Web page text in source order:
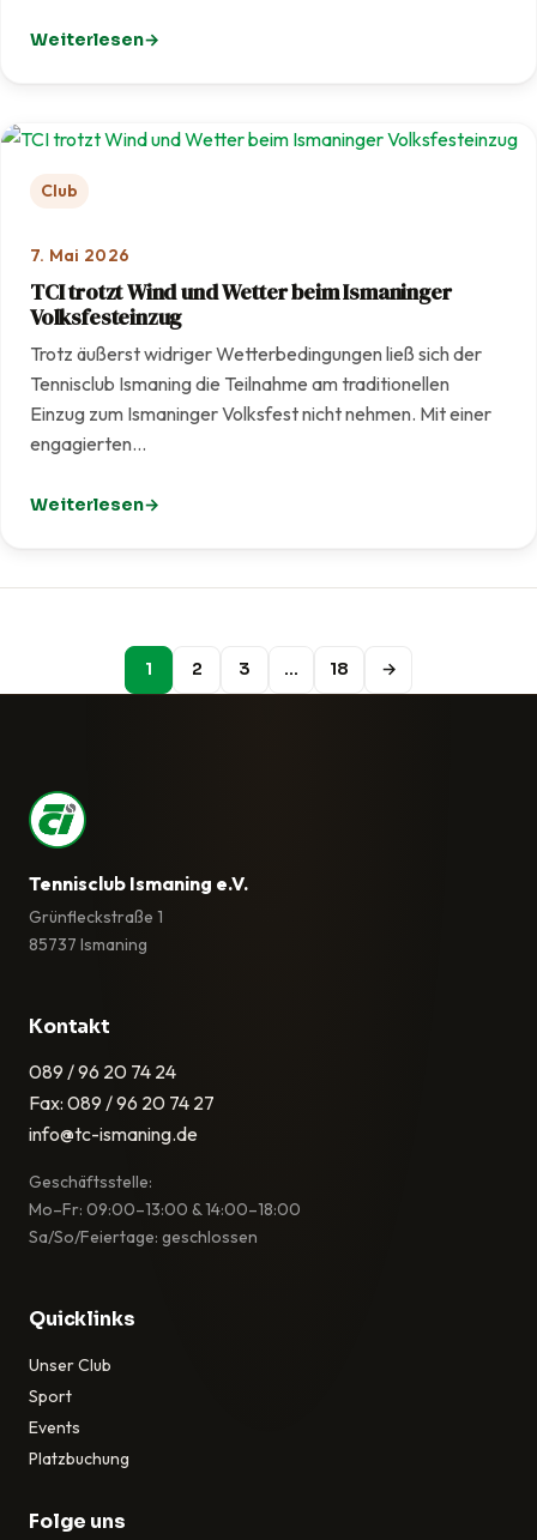
Weiterlesen
: Weißwurst meets Tennis – Gelungener Start eines
Club
7. Mai 2026
TCI trotzt Wind und Wetter beim Ismaninger
Volksfesteinzug
Trotz äußerst widriger Wetterbedingungen ließ sich der
Tennisclub Ismaning die Teilnahme am traditionellen
Einzug zum Ismaninger Volksfest nicht nehmen. Mit einer
engagierten…
Weiterlesen
: TCI trotzt Wind und Wetter beim Ismaninger
1 2 3 … 18 →
Tennisclub Ismaning e.V.
Grünfleckstraße 1
85737 Ismaning
Kontakt
089 / 96 20 74 24
Fax: 089 / 96 20 74 27
info@tc-ismaning.de
Geschäftsstelle:
Mo–Fr: 09:00–13:00 & 14:00–18:00
Sa/So/Feiertage: geschlossen
Quicklinks
Unser Club
Sport
Events
Platzbuchung
Folge uns